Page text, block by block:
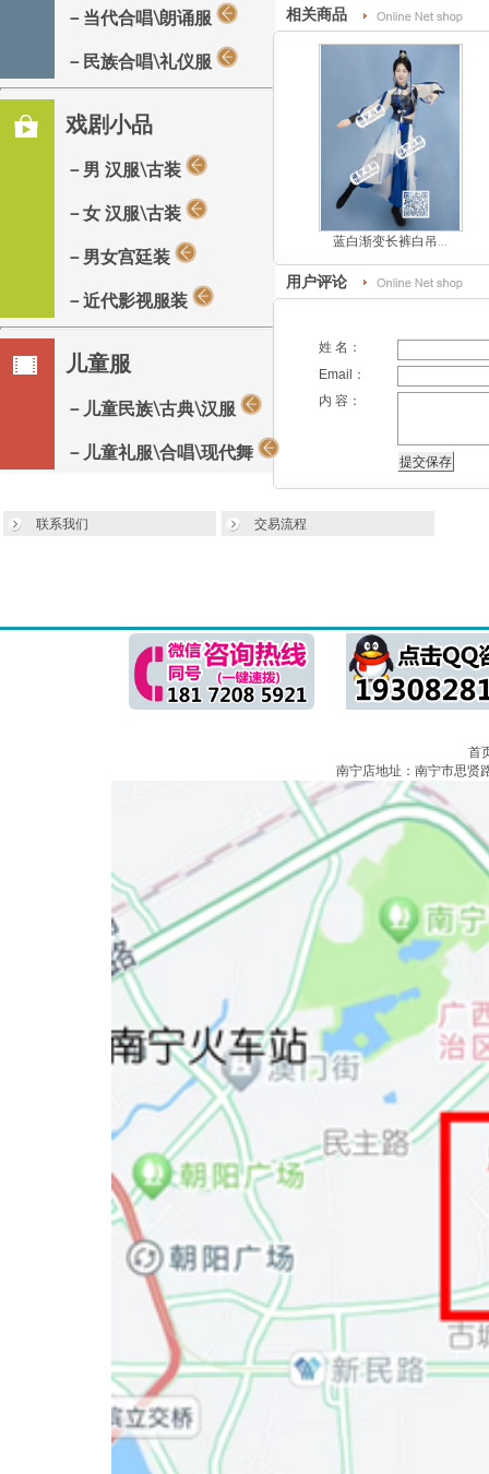
－当代合唱\朗诵服
－民族合唱\礼仪服
戏剧小品
－男 汉服\古装
－女 汉服\古装
－男女宫廷装
－近代影视服装
儿童服
－儿童民族\古典\汉服
－儿童礼服\合唱\现代舞
相关商品
蓝白渐变长裤白吊...
用户评论
姓 名：
Email：
内 容：
联系我们 交易流程
首
南宁店地址：南宁市思贤